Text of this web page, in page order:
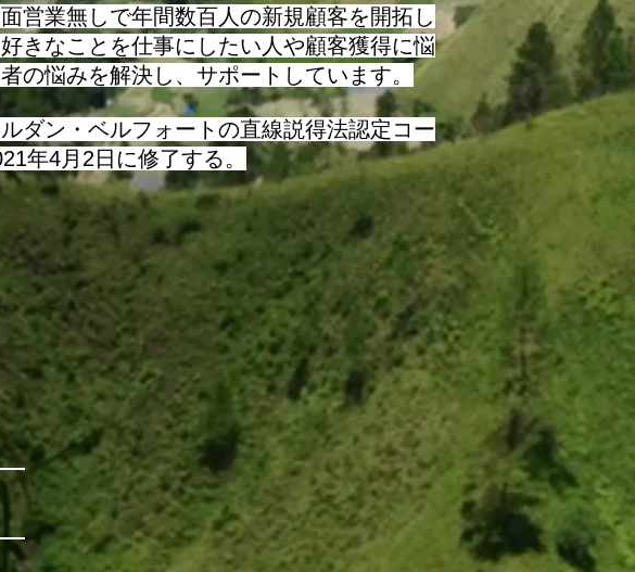
営業無しで年間数百人の新規顧客を開拓し
きなことを仕事にしたい人や顧客獲得に悩
の悩みを解決し、サポートしています。
ダン・ベルフォートの直線説得法認定コー
年4月2日に修了する。